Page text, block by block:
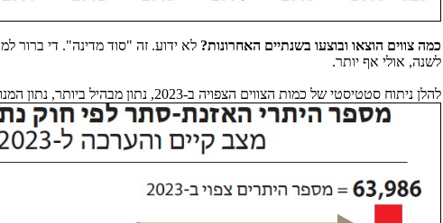
כמה צווים הוצאו ובוצעו בשנתיים האחרונות?
לשנה, אולי אף יותר.
להלן ניתוח סטטיסטי של כמות הצווים הצפויה ב-2023, נתון מבהיל ביותר, נתון המנותח בתרשים (בהיעדר נתונים רשמיים), לאור העלייה של המספרים בשנים שעברו: